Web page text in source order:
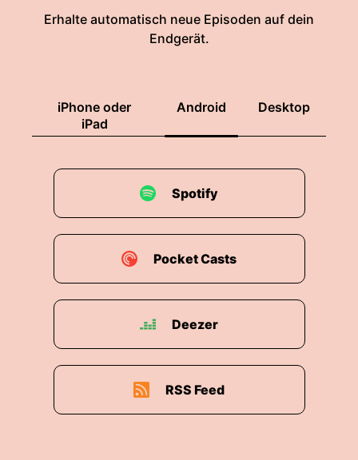
Erhalte automatisch neue Episoden auf dein
Endgerät.
iPhone oder
iPad
Android Desktop
Spotify
Pocket Casts
Deezer
RSS Feed